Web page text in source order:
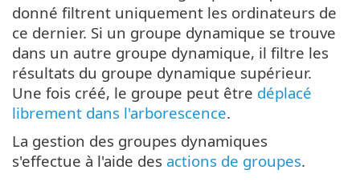
donné filtrent uniquement les ordinateurs de
ce dernier. Si un groupe dynamique se trouve
dans un autre groupe dynamique, il filtre les
résultats du groupe dynamique supérieur.
Une fois créé, le groupe peut être déplacé
librement dans l'arborescence.
La gestion des groupes dynamiques
s'effectue à l'aide des actions de groupes.